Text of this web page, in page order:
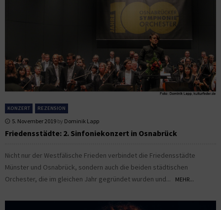
KONZERT REZENSION
5. November 2019 by Dominik Lapp
Friedensstädte: 2. Sinfoniekonzert in Osnabrück
Nicht nur der Westfälische Frieden verbindet die Friedensstädte
Münster und Osnabrück, sondern auch die beiden städtischen
Orchester, die im gleichen Jahr gegründet wurden und...
MEHR...